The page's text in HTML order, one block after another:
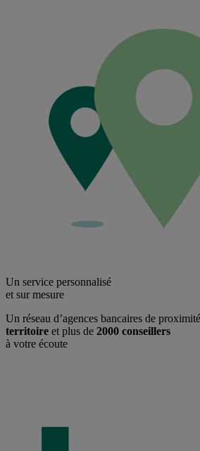
Un service personnalisé
et sur mesure
Un réseau d’agences bancaires de
territoire et plus de 2000 conseillers
à votre écoute